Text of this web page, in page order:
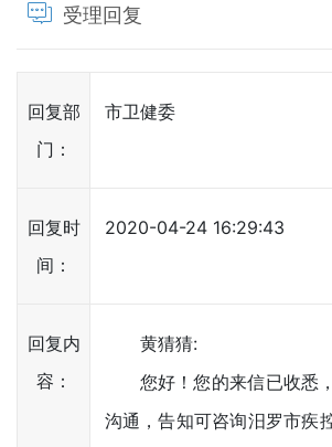
受理回复
回复部
门：
市卫健委
回复时
间：
2020-04-24 16:29:43
回复内
容：
黄猜猜:
您好！您的来信已收悉
沟通，告知可咨询汨罗市疾